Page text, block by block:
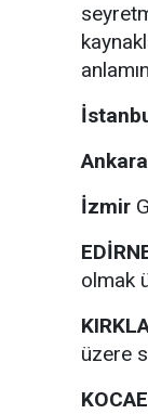
Ankara
İzmir
olmak
üzere